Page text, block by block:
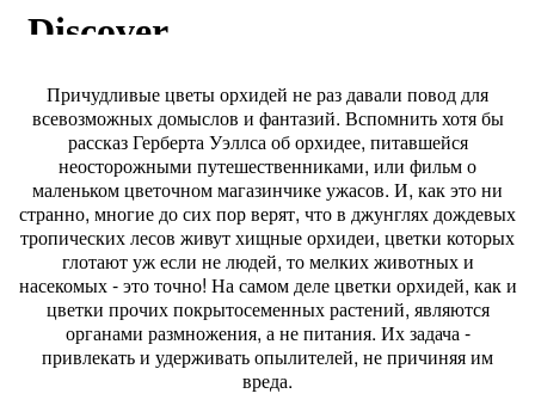
Причудливые цветы орхидей не раз давали повод для
всевозможных домыслов и фантазий. Вспомнить хотя бы
рассказ Герберта Уэллса об орхидее, питавшейся
неосторожными путешественниками, или фильм о
маленьком цветочном магазинчике ужасов. И, как это ни
странно, многие до сих пор верят, что в джунглях дождевых
тропических лесов живут хищные орхидеи, цветки которых
глотают уж если не людей, то мелких животных и
насекомых - это точно! На самом деле цветки орхидей, как и
цветки прочих покрытосеменных растений, являются
органами размножения, а не питания. Их задача -
привлекать и удерживать опылителей, не причиняя им
вреда.